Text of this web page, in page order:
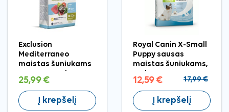
Exclusion
Mediterraneo
maistas šuniukams
25,99 €
Į krepšelį
Royal Canin X-Small
Puppy sausas
maistas šuniukams,
12,59 € 17,99 €
Į krepšelį